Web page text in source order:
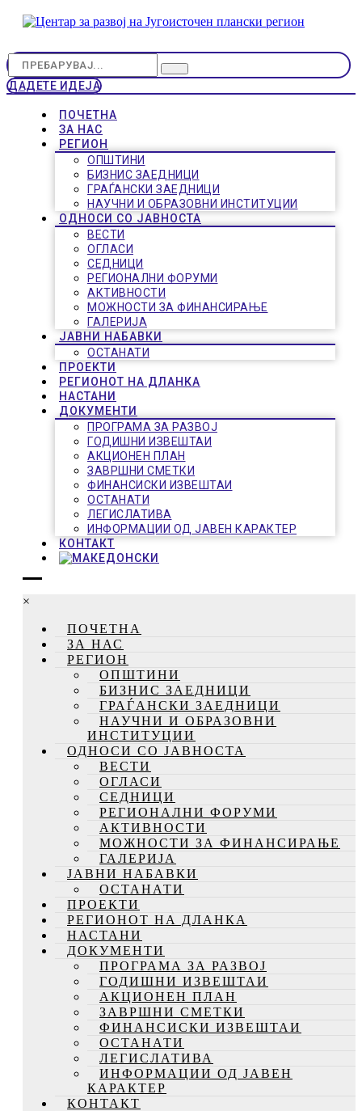
ДАДЕТЕ ИДЕЈА
ПОЧЕТНА
ЗА НАС
РЕГИОН
ОПШТИНИ
БИЗНИС ЗАЕДНИЦИ
ГРАЃАНСКИ ЗАЕДНИЦИ
НАУЧНИ И ОБРАЗОВНИ ИНСТИТУЦИИ
ОДНОСИ СО ЈАВНОСТА
ВЕСТИ
ОГЛАСИ
СЕДНИЦИ
РЕГИОНАЛНИ ФОРУМИ
АКТИВНОСТИ
МОЖНОСТИ ЗА ФИНАНСИРАЊЕ
ГАЛЕРИЈА
ЈАВНИ НАБАВКИ
ОСТАНАТИ
ПРОЕКТИ
РЕГИОНОТ НА ДЛАНКА
НАСТАНИ
ДОКУМЕНТИ
ПРОГРАМА ЗА РАЗВОЈ
ГОДИШНИ ИЗВЕШТАИ
АКЦИОНЕН ПЛАН
ЗАВРШНИ СМЕТКИ
ФИНАНСИСКИ ИЗВЕШТАИ
ОСТАНАТИ
ЛЕГИСЛАТИВА
ИНФОРМАЦИИ ОД ЈАВЕН КАРАКТЕР
КОНТАКТ
×
ПОЧЕТНА
ЗА НАС
РЕГИОН
ОПШТИНИ
БИЗНИС ЗАЕДНИЦИ
ГРАЃАНСКИ ЗАЕДНИЦИ
НАУЧНИ И ОБРАЗОВНИ
ИНСТИТУЦИИ
ОДНОСИ СО ЈАВНОСТА
ВЕСТИ
ОГЛАСИ
СЕДНИЦИ
РЕГИОНАЛНИ ФОРУМИ
АКТИВНОСТИ
МОЖНОСТИ ЗА ФИНАНСИРАЊЕ
ГАЛЕРИЈА
ЈАВНИ НАБАВКИ
ОСТАНАТИ
ПРОЕКТИ
РЕГИОНОТ НА ДЛАНКА
НАСТАНИ
ДОКУМЕНТИ
ПРОГРАМА ЗА РАЗВОЈ
ГОДИШНИ ИЗВЕШТАИ
АКЦИОНЕН ПЛАН
ЗАВРШНИ СМЕТКИ
ФИНАНСИСКИ ИЗВЕШТАИ
ОСТАНАТИ
ЛЕГИСЛАТИВА
ИНФОРМАЦИИ ОД ЈАВЕН
КАРАКТЕР
КОНТАКТ